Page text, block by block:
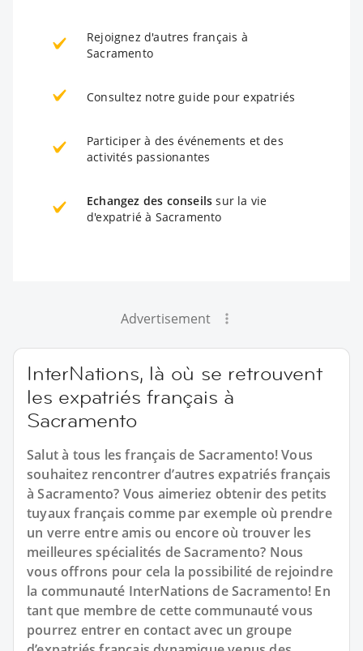
Rejoignez d'autres français à
Sacramento
Consultez notre guide pour expatriés
Participer à des événements et des
activités passionantes
Echangez des conseils sur la vie
d'expatrié à Sacramento
Advertisement
InterNations, là où se retrouvent
les expatriés français à
Sacramento
Salut à tous les français de Sacramento! Vous
souhaitez rencontrer d’autres expatriés français
à Sacramento? Vous aimeriez obtenir des petits
tuyaux français comme par exemple où prendre
un verre entre amis ou encore où trouver les
meilleures spécialités de Sacramento? Nous
vous offrons pour cela la possibilité de rejoindre
la communauté InterNations de Sacramento! En
tant que membre de cette communauté vous
pourrez entrer en contact avec un groupe